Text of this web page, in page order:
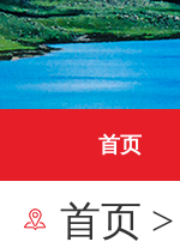
首页
首页 >